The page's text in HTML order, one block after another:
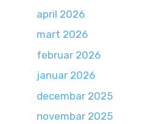
april 2026
mart 2026
februar 2026
januar 2026
decembar 2025
novembar 2025